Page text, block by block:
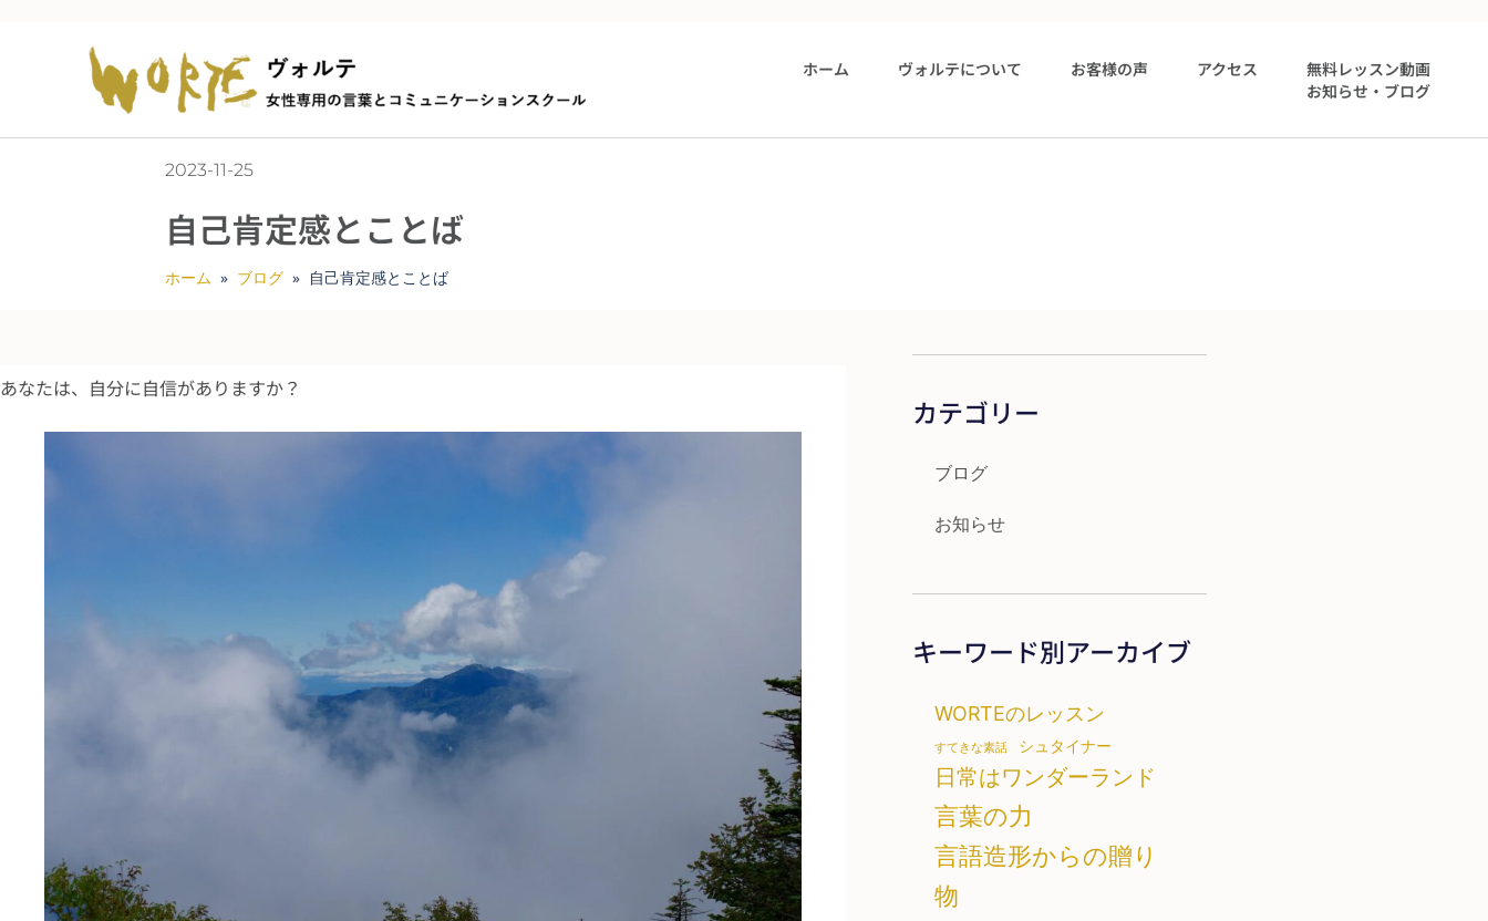
ホーム ヴォルテについて お客様の声 アクセス
無料レッスン動画
お知らせ・ブログ
2023-11-25
自己肯定感とことば
ホーム » ブログ » 自己肯定感とことば
あなたは、自分に自信がありますか？
カテゴリー
ブログ
お知らせ
キーワード別アーカイブ
WORTEのレッスン
すてきな素話 シュタイナー
日常はワンダーランド
言葉の力
言語造形からの贈り
物